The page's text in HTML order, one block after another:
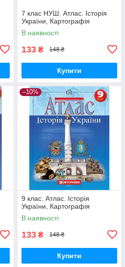
7 клас НУШ. Атлас. Історія
України, Картографія
В наявності
133 ₴ 148 ₴
Купити
–10%
9 клас. Атлас. Історія
України, Картографія
В наявності
133 ₴ 148 ₴
Купити